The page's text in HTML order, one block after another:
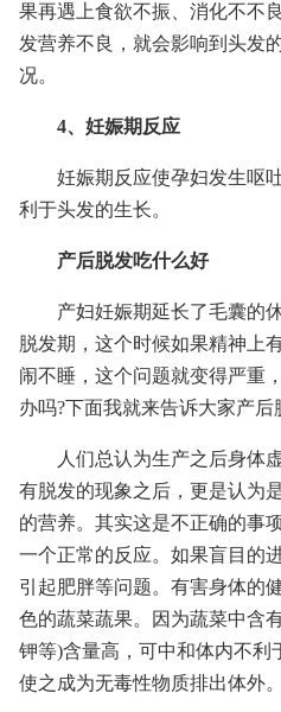
果再遇上食欲不振、消化不不
发营养不良，就会影响到头发
况。
4、妊娠期反应
妊娠期反应使孕妇发生呕
利于头发的生长。
产后脱发吃什么好
产妇妊娠期延长了毛囊的
脱发期，这个时候如果精神上
闹不睡，这个问题就变得严重
办吗?下面我就来告诉大家产后
人们总认为生产之后身体
有脱发的现象之后，更是认为
的营养。其实这是不正确的事
一个正常的反应。如果盲目的
引起肥胖等问题。有害身体的
色的蔬菜蔬果。因为蔬菜中含
钾等)含量高，可中和体内不利
使之成为无毒性物质排出体外。